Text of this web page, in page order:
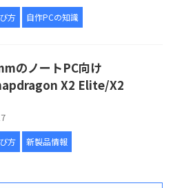
方 自作PCの知識
のノートPC向け
X2 Elite/X2
方 新製品情報